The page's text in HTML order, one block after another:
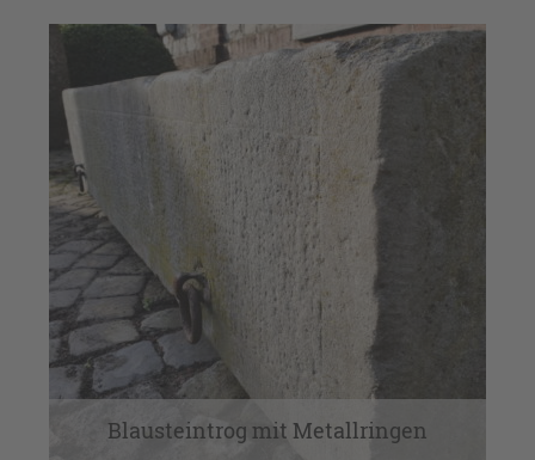
Alles
Blausteintrog mit Metallringen